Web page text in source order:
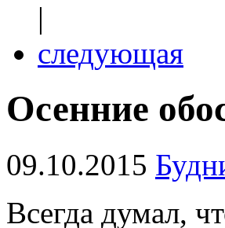
|
следующая
Осенние
09.10.2015
Всегда думал,